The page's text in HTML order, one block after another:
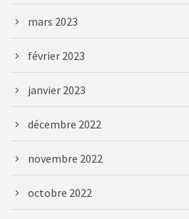
mars 2023
février 2023
janvier 2023
décembre 2022
novembre 2022
octobre 2022